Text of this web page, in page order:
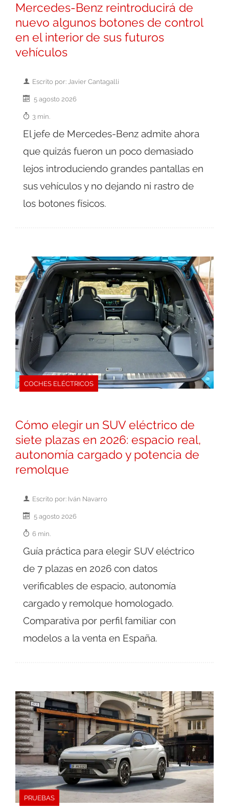
Mercedes-Benz reintroducirá de
nuevo algunos botones de control
en el interior de sus futuros
vehículos
Escrito por: Javier Cantagalli
5 agosto 2026
3 min.
El jefe de Mercedes-Benz admite ahora
que quizás fueron un poco demasiado
lejos introduciendo grandes pantallas en
sus vehículos y no dejando ni rastro de
los botones físicos.
COCHES ELÉCTRICOS
Cómo elegir un SUV eléctrico de
siete plazas en 2026: espacio real,
autonomía cargado y potencia de
remolque
Escrito por: Iván Navarro
5 agosto 2026
6 min.
Guía práctica para elegir SUV eléctrico
de 7 plazas en 2026 con datos
verificables de espacio, autonomía
cargado y remolque homologado.
Comparativa por perfil familiar con
modelos a la venta en España.
PRUEBAS